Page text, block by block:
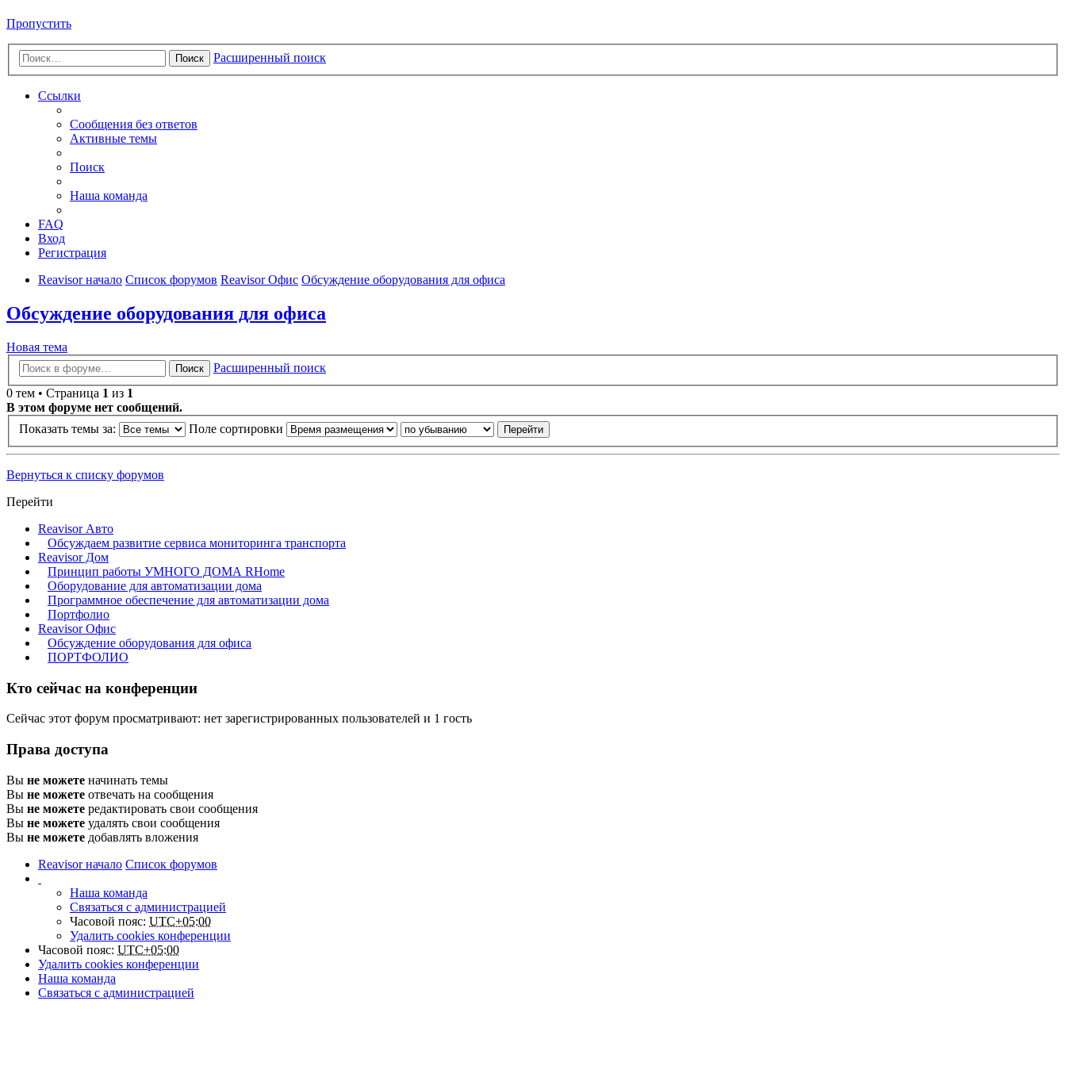
Пропустить
Поиск Расширенный поиск
Ссылки
Сообщения без ответов
Активные темы
Поиск
Наша команда
FAQ
Вход
Регистрация
Reavisor начало Список форумов Reavisor Офис Обсуждение оборудования для офиса
Обсуждение оборудования для офиса
Новая тема
Поиск
Расширенный поиск
0 тем • Страница 1 из 1
В этом форуме нет сообщений.
Показать темы за:
Поле сортировки
Вернуться к списку форумов
Перейти
Reavisor Авто
Обсуждаем развитие сервиса мониторинга транспорта
Reavisor Дом
Принцип работы УМНОГО ДОМА RHome
Оборудование для автоматизации дома
Программное обеспечение для автоматизации дома
Портфолио
Reavisor Офис
Обсуждение оборудования для офиса
ПОРТФОЛИО
Кто сейчас на конференции
Сейчас этот форум просматривают: нет зарегистрированных пользователей и 1 гость
Права доступа
Вы не можете начинать темы
Вы не можете отвечать на сообщения
Вы не можете редактировать свои сообщения
Вы не можете удалять свои сообщения
Вы не можете добавлять вложения
Reavisor начало Список форумов
Наша команда
Связаться с администрацией
Часовой пояс: UTC+05:00
Удалить cookies конференции
Часовой пояс: UTC+05:00
Удалить cookies конференции
Наша команда
Связаться с администрацией